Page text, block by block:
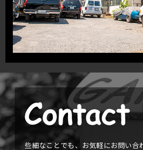
些細なことでも、お気軽にお問い合